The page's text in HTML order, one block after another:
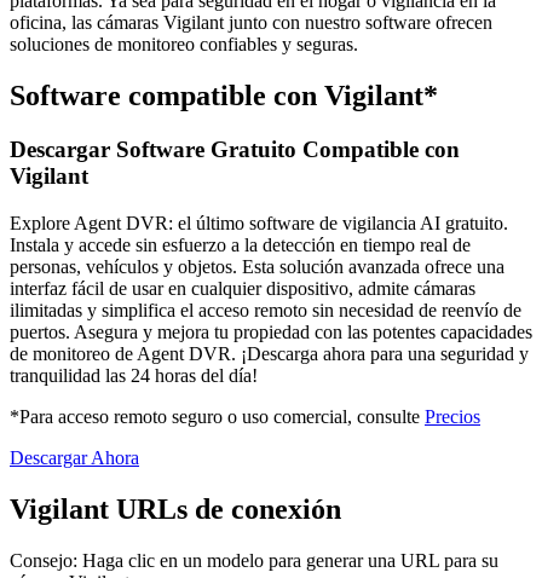
oficina, las cámaras Vigilant junto con nuestro software ofrecen
soluciones de monitoreo confiables y seguras.
Software compatible con Vigilant*
Descargar Software Gratuito Compatible con
Vigilant
Explore Agent DVR: el último software de vigilancia AI gratuito.
Instala y accede sin esfuerzo a la detección en tiempo real de
personas, vehículos y objetos. Esta solución avanzada ofrece una
interfaz fácil de usar en cualquier dispositivo, admite cámaras
ilimitadas y simplifica el acceso remoto sin necesidad de reenvío de
puertos. Asegura y mejora tu propiedad con las potentes capacidades
de monitoreo de Agent DVR. ¡Descarga ahora para una seguridad y
tranquilidad las 24 horas del día!
*Para acceso remoto seguro o uso comercial, consulte Precios
Descargar Ahora
Vigilant URLs de conexión
Consejo: Haga clic en un modelo para generar una URL para su